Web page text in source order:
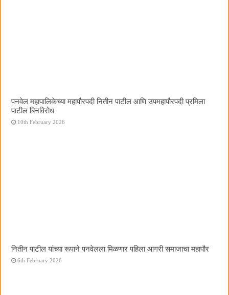
पनवेल महापालिकेच्या महापौरपदी नितीन पाटील आणि उपमहापौरपदी प्रमिला
पाटील बिनविरोध
10th February 2026
नितीन पाटील यांच्या रूपाने पनवेलला मिळणार पहिला आगरी समाजाचा महापौर
6th February 2026